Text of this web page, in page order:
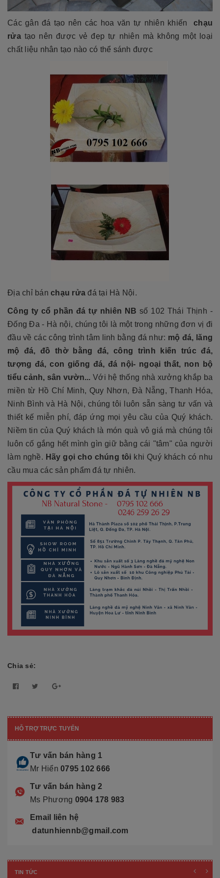
Các gân đá tạo nên các hoa văn tự nhiên khiến chạu
rửa tạo nên được vẻ đẹp tự nhiên mà không một loại
chất liệu nhân tạo nào có thể sánh được
Địa chỉ bán chạu rửađá tại Hà Nội.
Công ty cổ phần đá tự nhiên NB số 102 Thái Thịnh -
Đống Đa - Hà nội, chúng tôi là một trong những đơn vị đi
đầu về các công trình tâm linh bằng đá như: mộ đá, lăng
mộ đá, đồ thờ bằng đá, công trình kiến trúc đá,
tượng đá, con giống đá, đá nội- ngoại thất, non bộ
tiểu cảnh, sân vườn...Với hệ thống nhà xưởng khắp ba
miền từ Hồ Chí Minh, Quy Nhơn, Đà Nẵng, Thanh Hóa,
Ninh Bình và Hà Nội, chúng tôi luôn sẵn sàng tư vấn và
thiết kế miễn phí, đáp ứng mọi yêu cầu của Quý khách.
Niềm tin của Quý khách là món quà vô giá mà chúng tôi
luôn cố gắng hết mình gìn giữ bằng cái "tâm" của người
làm nghề. Hãy gọi cho chúng tôi khi Quý khách có nhu
cầu mua các sản phẩm đá tự nhiên.
Chia sẻ:
HỖ TRỢ TRỰC TUYẾN
Tư vấn bán hàng 1
Mr Hiển 0795 102 666
Tư vấn bán hàng 2
Ms Phương 0904 178 983
Email liên hệ
datunhiennb@gmail.com
TIN TỨC